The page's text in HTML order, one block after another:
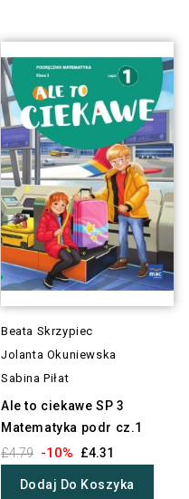
Beata Skrzypiec
Jolanta Okuniewska
Sabina Piłat
Ale to ciekawe SP 3
Matematyka podr cz.1
£4.79 -10% £4.31
Dodaj Do Koszyka